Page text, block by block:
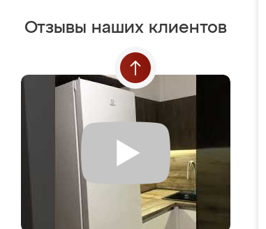
Отзывы наших клиентов